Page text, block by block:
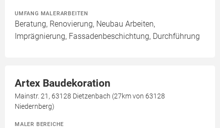
UMFANG MALERARBEITEN
Beratung, Renovierung, Neubau Arbeiten,
Imprägnierung, Fassadenbeschichtung, Durchführung
Artex Baudekoration
Mainstr. 21, 63128 Dietzenbach (27km von 63128
Niedernberg)
MALER BEREICHE